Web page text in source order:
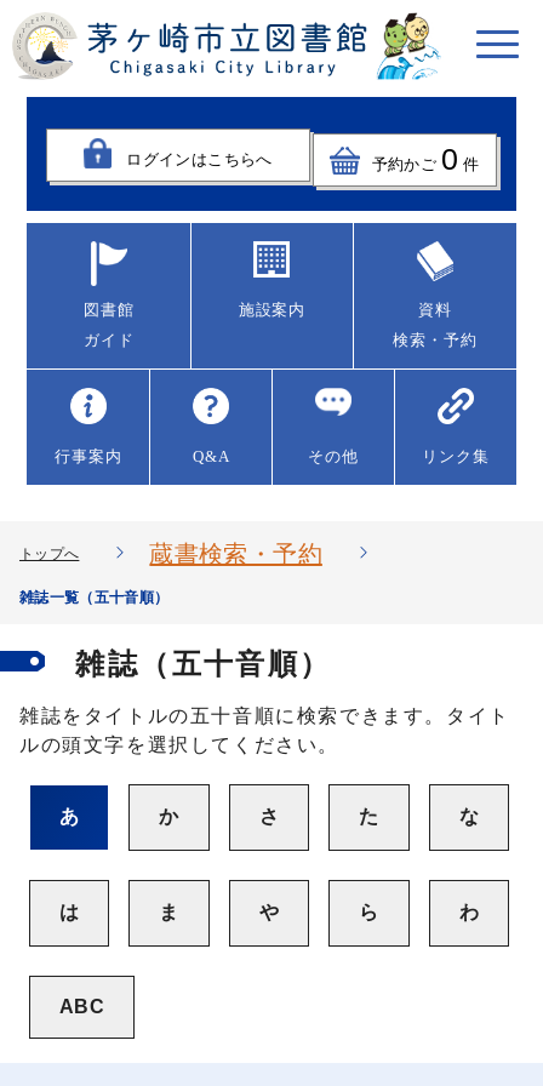
ログインはこちらへ 予約かご 0 件
図書館
ガイド
施設案内
資料
検索・予約
行事案内 Q&A その他 リンク集
トップへ 蔵書検索・予約
雑誌一覧（五十音順）
雑誌（五十音順）
雑誌をタイトルの五十音順に検索できます。タイト
ルの頭文字を選択してください。